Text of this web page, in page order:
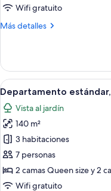
Wifi gratuito
Más detalles
Más
Ver
todas
las
fotos
de
Departamento
estándar,
3
7
Departamento
Vista al jardín
140 m²
3 habitaciones
7 personas
2 camas Queen size y 2
Wifi gratuito